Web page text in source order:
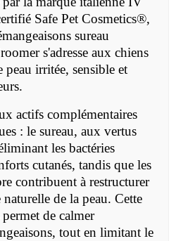
Safe Pet Cosmetics®,
sureau
s'adresse aux chiens
peau irritée, sensible et
actifs complémentaires
: le sureau, aux vertus
les bactéries
cutanés, tandis que les
contribuent à restructurer
de la peau. Cette
de calmer
tout en limitant le